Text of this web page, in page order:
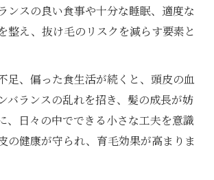
睡眠が育毛に与える影響を知ろう
毛の深い関係を生活習慣で改善
に見直すべき育毛ライフスタイル
ら頭皮ケアの見直しから始めよう
ンスの良い食事や十分な睡眠、適度な
整え、抜け毛のリスクを減らす要素と
足、偏った食生活が続くと、頭皮の血
バランスの乱れを招き、髪の成長が妨
、日々の中でできる小さな工夫を意識
の健康が守られ、育毛効果が高まりま